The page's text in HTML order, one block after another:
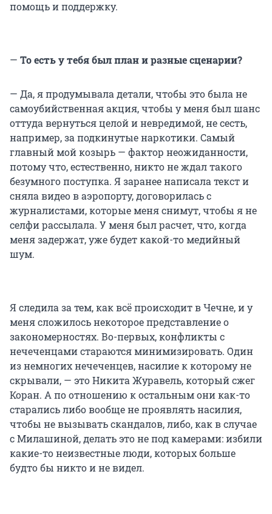
помощь и поддержку.
— То есть у тебя был план и разные сценарии?
— Да, я продумывала детали, чтобы это была не
самоубийственная акция, чтобы у меня был шанс
оттуда вернуться целой и невредимой, не сесть,
например, за подкинутые наркотики. Самый
главный мой козырь — фактор неожиданности,
потому что, естественно, никто не ждал такого
безумного поступка. Я заранее написала текст и
сняла видео в аэропорту, договорилась с
журналистами, которые меня снимут, чтобы я не
селфи рассылала. У меня был расчет, что, когда
меня задержат, уже будет какой-то медийный
шум.
Я следила за тем, как всё происходит в Чечне, и у
меня сложилось некоторое представление о
закономерностях. Во-первых, конфликты с
нечеченцами стараются минимизировать. Один
из немногих нечеченцев, насилие к которому не
скрывали, — это Никита Журавель, который сжег
Коран. А по отношению к остальным они как-то
старались либо вообще не проявлять насилия,
чтобы не вызывать скандалов, либо, как в случае
с Милашиной, делать это не под камерами: избили
какие-то неизвестные люди, которых больше
будто бы никто и не видел.